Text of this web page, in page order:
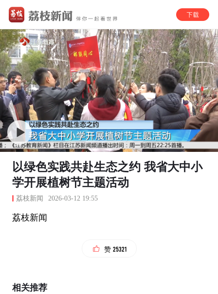
以绿色实践共赴生态之约 我省大中小
学开展植树节主题活动
荔枝新闻 2026-03-12 19:55
荔枝新闻
赞 25321
相关推荐